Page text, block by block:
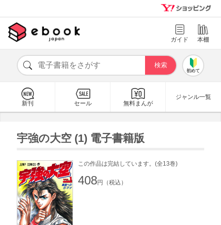
ガイド 本棚
初めて
新刊 セール 無料まんが
ジャンル一覧
宇強の大空 (1) 電子書籍版
この作品は完結しています。(全13巻)
408円（税込）